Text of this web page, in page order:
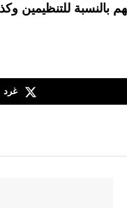
للتنظيمين
غرد